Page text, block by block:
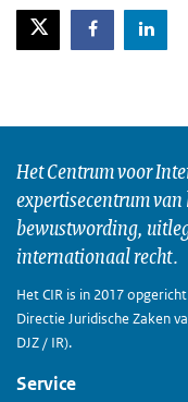
X-TwitterFacebook
Het Centrum voor
expertisecentrum
bewustwording,
internationaal recht.
Het CIR is in 2017
Directie Juridische Zaken
DJZ / IR).
Service